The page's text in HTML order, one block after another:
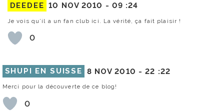
DEEDEE 10 NOV 2010 - 09 :24
Je vois qu’il a un fan club ici. La vérité, ça fait plaisir !
0
SHUPI EN SUISSE 8 NOV 2010 -22 :22
Merci pour la découverte de ce blog!
0